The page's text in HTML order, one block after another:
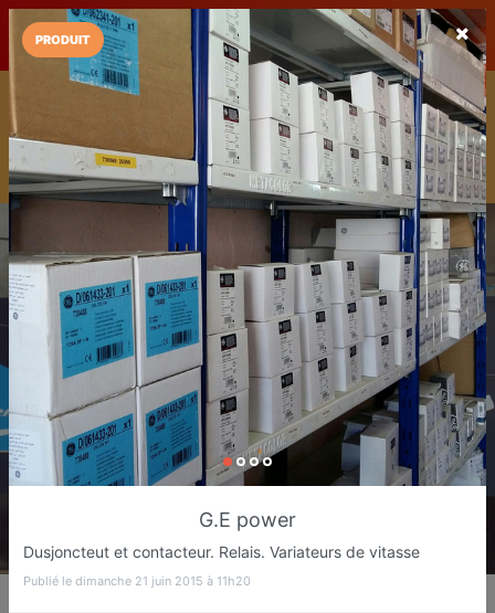
LaCarte LaCarte sur
Play Store
Installez l'App LaCarte
Téléchargez gratuitement l'app LaCarte pour suivre vos
commerces favoris et ne rien rater !
Télécharger Plus tard
IMBELEC Inbustrie
PRODUIT
G.E power
Dusjoncteut et contacteur. Relais. Variateurs de vitasse
Publié le dimanche 21 juin 2015 à 11h20